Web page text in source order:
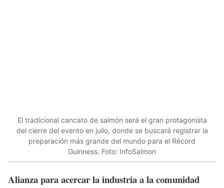
El tradicional cancato de salmón será el gran protagonista
del cierre del evento en julio, donde se buscará registrar la
preparación más grande del mundo para el Récord
Guinness. Foto: InfoSalmon
Alianza para acercar la industria a la comunidad